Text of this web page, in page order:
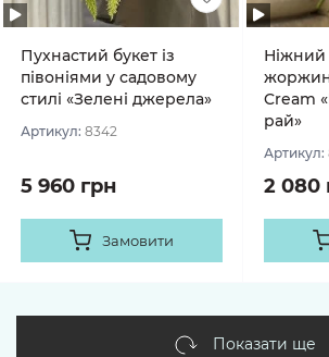
Пухнастий букет із
півоніями у садовому
стилі «Зелені джерела»
Артикул: 8342
5 960 грн
Замовити
Ніжний
жоржин
Cream
рай»
Артикул:
2 080
Показати ще